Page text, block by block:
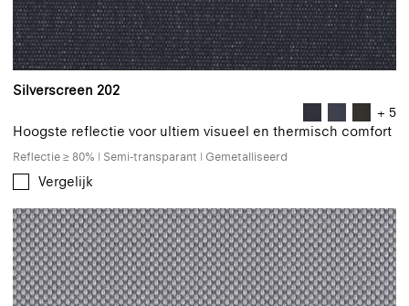
Silverscreen 202
+ 5
Hoogste reflectie voor ultiem visueel en thermisch comfort
Reflectie ≥ 80% | Semi-transparant | Gemetalliseerd
Vergelijk